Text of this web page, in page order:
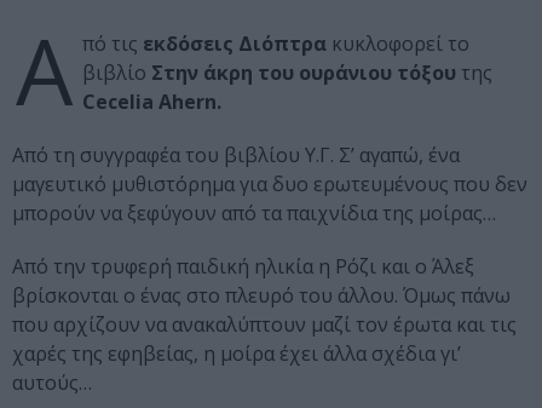
Α πό τις εκδόσεις Διόπτρα κυκλοφορεί το
βιβλίο Στην άκρη του ουράνιου τόξου της
Cecelia Ahern.
Από τη συγγραφέα του βιβλίου Υ.Γ. Σ’ αγαπώ, ένα
μαγευτικό μυθιστόρημα για δυο ερωτευμένους που δεν
μπορούν να ξεφύγουν από τα παιχνίδια της μοίρας…
Από την τρυφερή παιδική ηλικία η Ρόζι και ο Άλεξ
βρίσκονται ο ένας στο πλευρό του άλλου. Όμως πάνω
που αρχίζουν να ανακαλύπτουν μαζί τον έρωτα και τις
χαρές της εφηβείας, η μοίρα έχει άλλα σχέδια γι’
αυτούς…